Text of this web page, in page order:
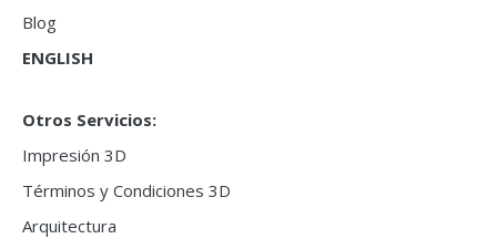
Blog
ENGLISH
Otros Servicios:
Impresión 3D
Términos y Condiciones 3D
Arquitectura